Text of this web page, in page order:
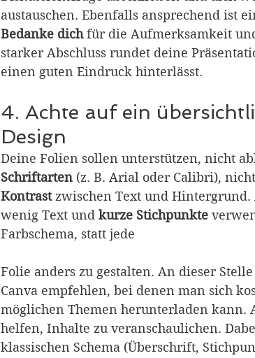
austauschen. Ebenfalls ansprechend ist
Bedanke dich für die Aufmerksamkeit
starker Abschluss rundet deine
einen guten Eindruck hinterlässt.
4. Achte auf ein
Design
Deine Folien sollen unterstützen, nicht
Schriftarten (z. B. Arial oder Calibri),
Kontrast zwischen Text und Hintergrund.
wenig Text und kurze Stichpunkte
Farbschema, statt jede
Folie anders zu gestalten. An dieser
Canva empfehlen, bei denen man sich
möglichen Themen herunterladen kann.
helfen, Inhalte zu veranschaulichen.
klassischen Schema (Überschrift,